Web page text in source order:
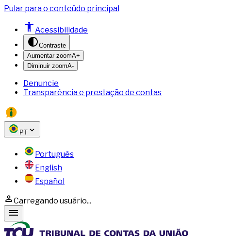
Pular para o conteúdo principal
Acessibilidade
Contraste
Aumentar zoomA+
Diminuir zoomA-
Denuncie
Transparência e prestação de contas
PT
Português
English
Español
Carregando usuário...